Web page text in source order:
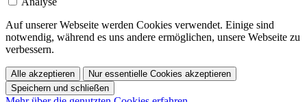
Auf unserer Webseite werden Cookies verwendet. Einige sind
notwendig, während es uns andere ermöglichen, unsere Webseite zu
verbessern.
Alle akzeptieren
Nur essentielle Cookies akzeptieren
Speichern und schließen